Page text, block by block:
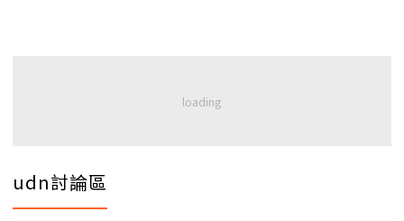
udn討論區